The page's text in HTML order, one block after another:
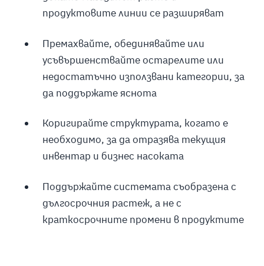
продуктовите линии се разширяват
Премахвайте, обединявайте или
усъвършенствайте остарелите или
недостатъчно използвани категории, за
да поддържате яснота
Коригирайте структурата, когато е
необходимо, за да отразява текущия
инвентар и бизнес насоката
Поддържайте системата съобразена с
дългосрочния растеж, а не с
краткосрочните промени в продуктите